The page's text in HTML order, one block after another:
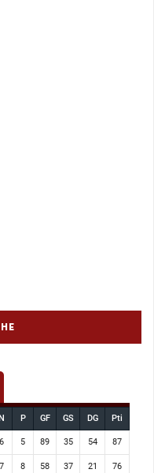
N P GF GS DG Pti
6 5 89 35 54 87
7 8 58 37 21 76